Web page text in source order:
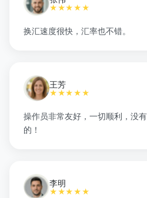
★★★★★
换汇速度很快，汇率也不错。
王芳
★★★★★
操作员非常友好，一切顺利，没
的！
李明
★★★★★